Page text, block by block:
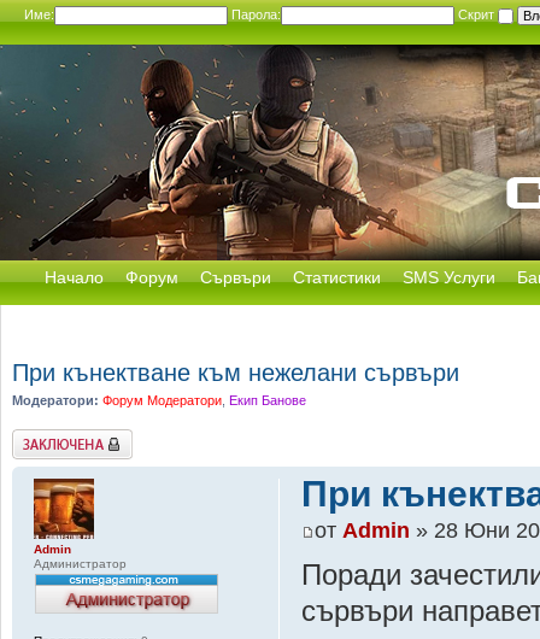
Име: Парола: Скрит
Начало Форум Сървъри Статистики SMS Услуги
При кънектване към нежелани сървъри
Модератори: Форум Модератори Екип Банове
Заключена
При
от Admin » 28 Юни
Поради
сървъри
Admin
Администратор